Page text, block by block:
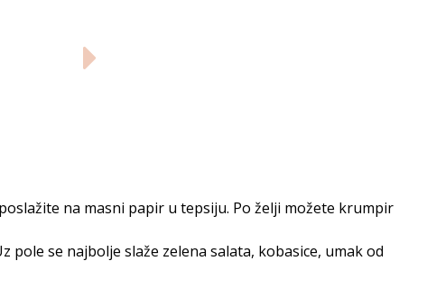
na masni papir u tepsiju. Po želji možete krumpir
se najbolje slaže zelena salata, kobasice, umak od